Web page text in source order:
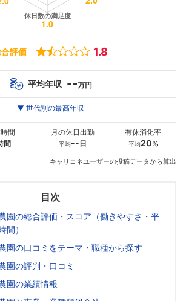
評価 1.8
平均年収 --万円
20代
--万
30代
--万
--万
▼ 世代別の最高年収
間
間
月の休日出勤
平均-- 日
有休消化率
平均20%
キャリコネユーザーの投稿データから算出
目次
園の総合評価・スコア（働きやすさ・平
間）
園の口コミをテーマ・職種から探す
園の評判・口コミ
園の業績情報